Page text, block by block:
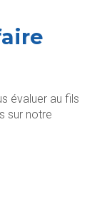
évaluer au fils
sur notre